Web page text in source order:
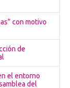
con motivo
de
el entorno
del